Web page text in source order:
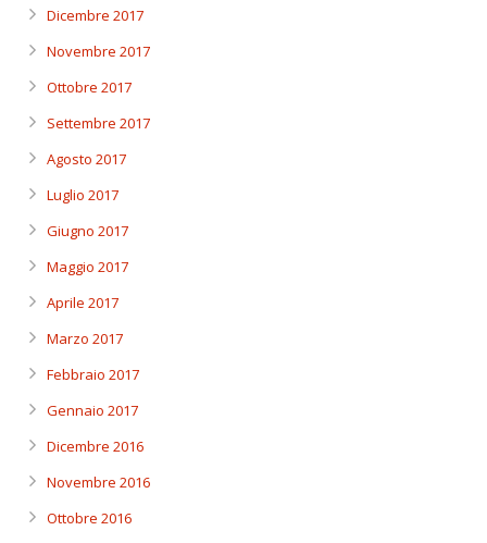
Dicembre 2017
Novembre 2017
Ottobre 2017
Settembre 2017
Agosto 2017
Luglio 2017
Giugno 2017
Maggio 2017
Aprile 2017
Marzo 2017
Febbraio 2017
Gennaio 2017
Dicembre 2016
Novembre 2016
Ottobre 2016